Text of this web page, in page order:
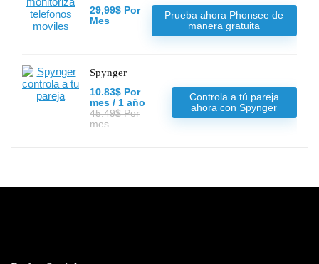
29,99$ Por
Mes
Prueba ahora Phonsee de
manera gratuita
Spynger
10.83$ Por
mes / 1 año
45.49$ Por
mes
Controla a tú pareja
ahora con Spynger